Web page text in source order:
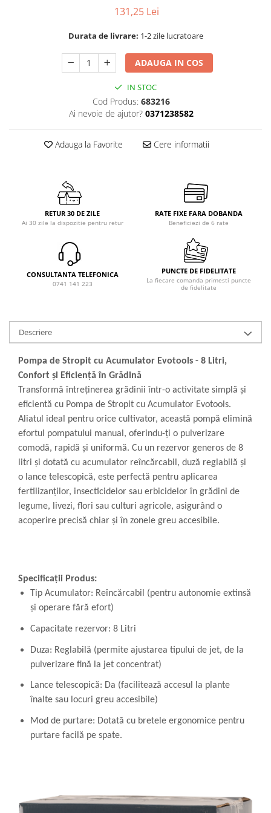
131,25 Lei
Durata de livrare: 1-2 zile lucratoare
ADAUGA IN COS
IN STOC
Cod Produs: 683216
Ai nevoie de ajutor? 0371238582
Adauga la Favorite Cere informatii
RETUR 30 DE ZILE
Ai 30 zile la dispozitie pentru retur
RATE FIXE FARA DOBANDA
Beneficiezi de 6 rate
CONSULTANTA TELEFONICA
0741 141 223
PUNCTE DE FIDELITATE
La fiecare comanda primesti puncte
de fidelitate
Descriere
Pompa de Stropit cu Acumulator Evotools - 8 Litri,
Confort și Eficiență în Grădină
Transformă întreținerea grădinii într-o activitate simplă și
eficientă cu Pompa de Stropit cu Acumulator Evotools.
Aliatul ideal pentru orice cultivator, această pompă elimină
efortul pompatului manual, oferindu-ți o pulverizare
comodă, rapidă și uniformă. Cu un rezervor generos de 8
litri și dotată cu acumulator reîncărcabil, duză reglabilă și
o lance telescopică, este perfectă pentru aplicarea
fertilizanților, insecticidelor sau erbicidelor în grădini de
legume, livezi, flori sau culturi agricole, asigurând o
acoperire precisă chiar și în zonele greu accesibile.
Specificații Produs:
Tip Acumulator: Reîncărcabil (pentru autonomie extinsă
și operare fără efort)
Capacitate rezervor: 8 Litri
Duza: Reglabilă (permite ajustarea tipului de jet, de la
pulverizare fină la jet concentrat)
Lance telescopică: Da (facilitează accesul la plante
înalte sau locuri greu accesibile)
Mod de purtare: Dotată cu bretele ergonomice pentru
purtare facilă pe spate.